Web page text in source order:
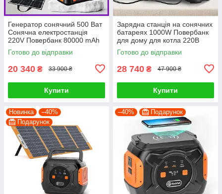
Генератор сонячний 500 Ват
Сонячна електростанція
220V Повербанк 80000 mAh
+ сонячна панель 100 ват
Готово до відправки
20 340 ₴ 33 900 ₴
Купити
Зарядна станція на сонячних
батареях 1000W Повербанк
для дому для котла 220В
Генератор для квартири
Готово до відправки
28 740 ₴ 47 900 ₴
Купити
Новинка
–40%
Подарунок
–40% Подарунок